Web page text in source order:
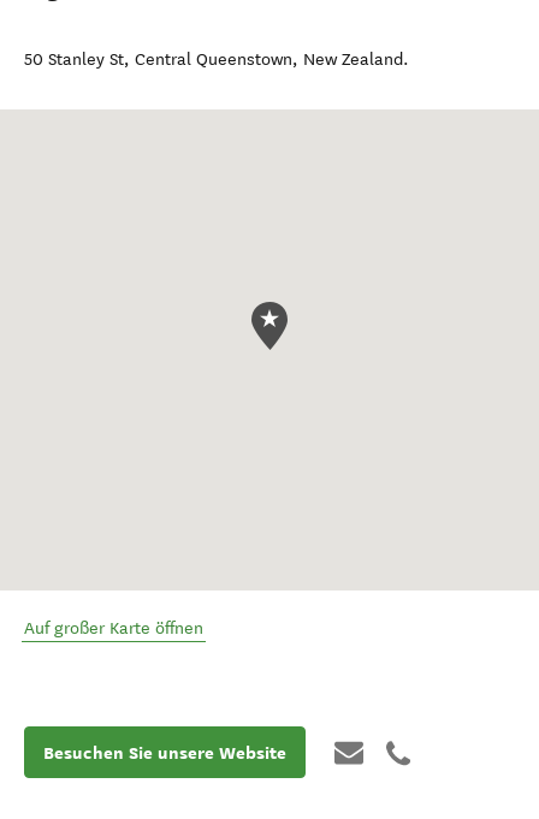
50 Stanley St, Central Queenstown, New Zealand.
Auf großer Karte öffnen
Besuchen Sie unsere Website